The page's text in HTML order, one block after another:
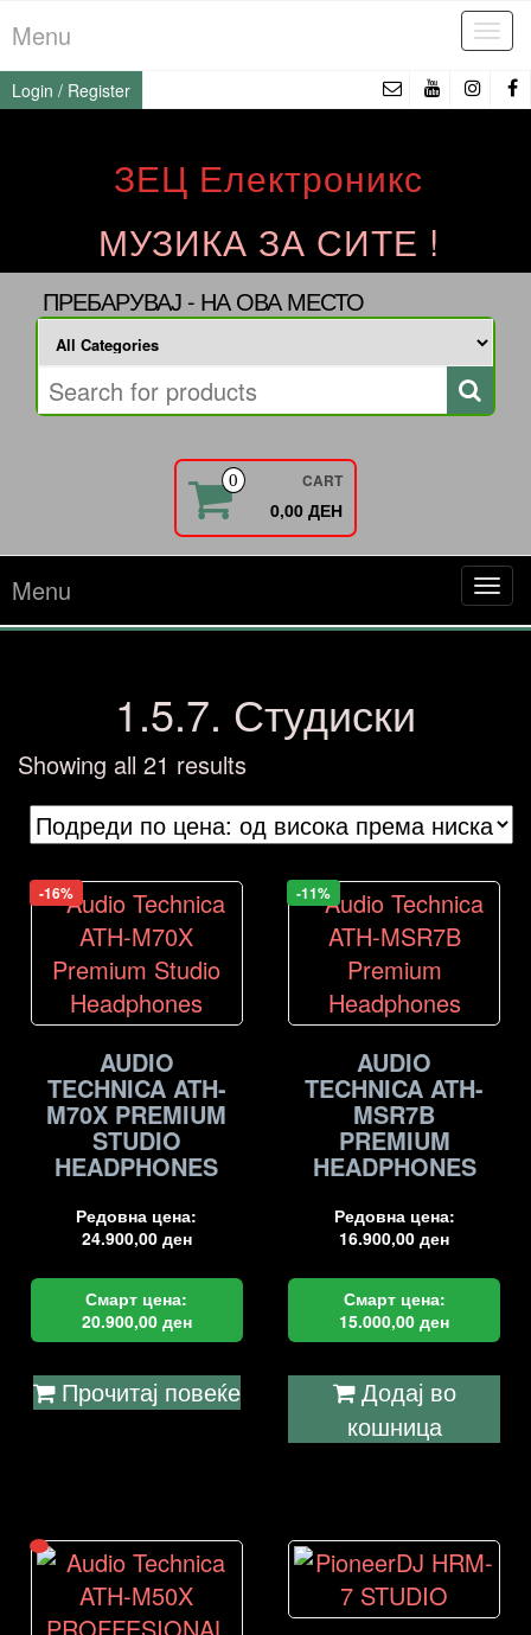
to
the
content
Menu
Login / Register
ЗЕЦ Електроникс
МУЗИКА ЗА СИТЕ !
ПРЕБАРУВАЈ - НА ОВА МЕСТО
0 CART
0,00 ДЕН
Menu
1.5.7. Студиски
Showing all 21 resultsSorted
by
price:
-16%
AUDIO
TECHNICA ATH-
M70X PREMIUM
STUDIO
HEADPHONES
Редовна цена:
24.900,00 ден
Смарт цена:
20.900,00 ден
Прочитај повеќе
-11%
AUDIO
TECHNICA ATH-
MSR7B
PREMIUM
HEADPHONES
Редовна цена:
16.900,00ден
Смарт цена:
15.000,00ден
Додај во
кошница